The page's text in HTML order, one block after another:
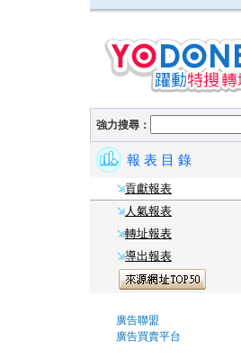
強力搜尋：
報 表 目 錄
貢獻報表
人氣報表
轉址報表
導出報表
廣告聯盟
廣告買賣平台